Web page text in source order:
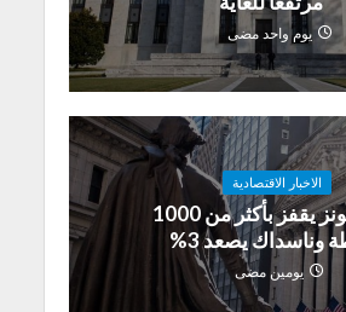
يوم واحد مضى
الاخبار الاقتصادية
داو جونز يقفز بأكثر من 1000
وناسداك يصعد 3%
يومين مضى